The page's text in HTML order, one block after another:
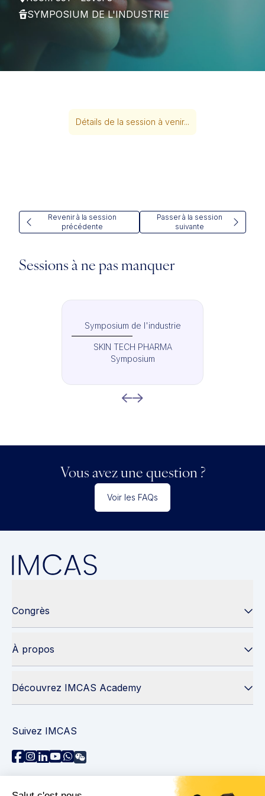
SYMPOSIUM DE L'INDUSTRIE
Détails de la session à venir...
Revenir à la session
précédente
Passer à la session
suivante
Sessions à ne pas manquer
Symposium de l'industrie
SKIN TECH PHARMA
Symposium
Vous avez une question ?
Voir les FAQs
Congrès
À propos
Découvrez IMCAS Academy
Suivez IMCAS
Besoin d'aide ?